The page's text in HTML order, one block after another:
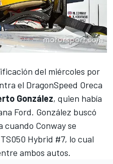
del miércoles por
el DragonSpeed Oreca
González, quien había
Ford. González buscó
cuando Conway se
Hybrid #7, lo cual
ambos autos.